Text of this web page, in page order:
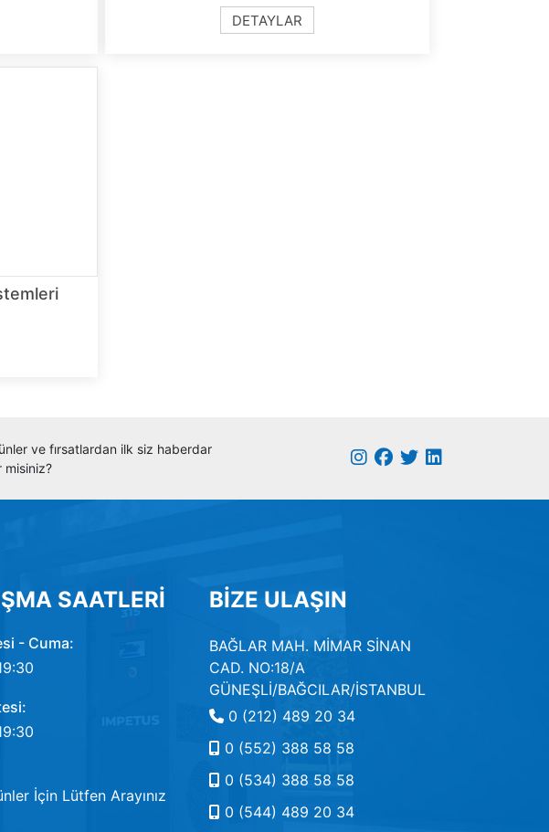
DETAYLAR
ve fırsatlardan ilk siz haberdar
misiniz?
SAATLERİ
- Cuma:
İçin Lütfen Arayınız
BİZE ULAŞIN
BAĞLAR MAH. MİMAR SİNAN
CAD. NO:18/A
GÜNEŞLİ/BAĞCILAR/İSTANBUL
0 (212) 489 20 34
0 (552) 388 58 58
0 (534) 388 58 58
0 (544) 489 20 34